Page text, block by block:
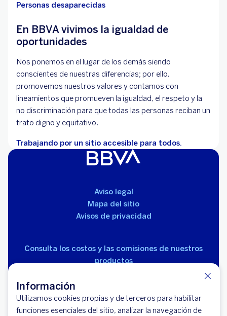
Información
Utilizamos cookies propias y de terceros para habilitar
funciones esenciales del sitio, analizar la navegación de
Personas desaparecidas
En BBVA vivimos la igualdad de
oportunidades
Nos ponemos en el lugar de los demás siendo
conscientes de nuestras diferencias; por ello,
promovemos nuestros valores y contamos con
lineamientos que promueven la igualdad, el respeto y la
no discriminación para que todas las personas reciban un
trato digno y equitativo.
Trabajando por un sitio accesible para todos.
Aviso legal
Mapa del sitio
Avisos de privacidad
Consulta los costos y las comisiones de nuestros
productos